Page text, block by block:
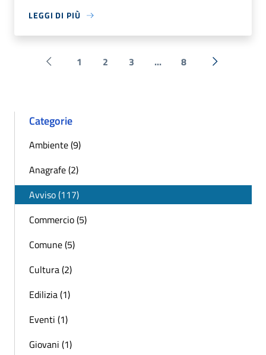
LEGGI DI PIÙ
Pagina precedente
1 2 3 ... 8
Successiva
Categorie
Ambiente (9)
Anagrafe (2)
Avviso (117)
Commercio (5)
Comune (5)
Cultura (2)
Edilizia (1)
Eventi (1)
Giovani (1)